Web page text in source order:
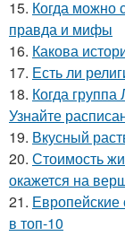
15. Когда можно
правда и мифы
16. Какова
17. Есть ли
18. Когда
Узнайте
19. Вкусный
20. Стоимость
окажется на
21.
в топ-10